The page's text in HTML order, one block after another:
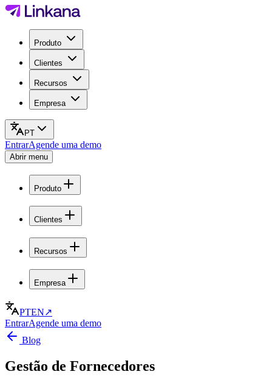
Produto
Clientes
Recursos
Empresa
PT
EntrarAgende uma demo
Abrir menu
Produto
Clientes
Recursos
Empresa
PTEN↗
EntrarAgende uma demo
Blog
Gestão de Fornecedores